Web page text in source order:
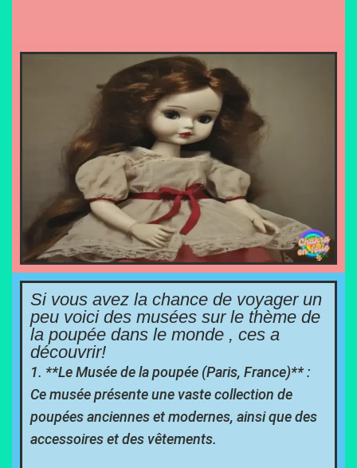
Si vous avez la chance de voyager un
peu voici des musées sur le thème de
la poupée dans le monde , ces a
découvrir!
1. **Le Musée de la poupée (Paris, France)** :
Ce musée présente une vaste collection de
poupées anciennes et modernes, ainsi que des
accessoires et des vêtements.